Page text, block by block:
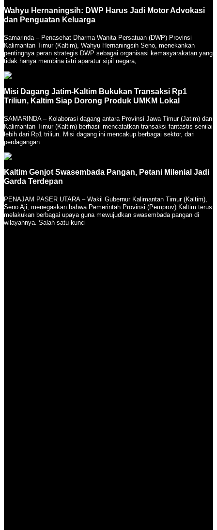
Wahyu Hernaningsih: DWP Harus Jadi Motor Advokasi
dan Penguatan Keluarga
Samarinda – Penasehat Dharma Wanita Persatuan (DWP) Provinsi
Kalimantan Timur (Kaltim), Wahyu Hernaningsih Seno, menekankan
pentingnya peran strategis DWP sebagai organisasi kemasyarakatan yang
tidak hanya membina istri aparatur sipil negara,
Misi Dagang Jatim-Kaltim Bukukan Transaksi Rp1
Triliun, Kaltim Siap Dorong Produk UMKM Lokal
SAMARINDA – Kolaborasi dagang antara Provinsi Jawa Timur (Jatim) dan
Kalimantan Timur (Kaltim) berhasil mencatatkan transaksi fantastis senilai
lebih dari Rp1 triliun. Misi dagang ini mencakup berbagai sektor, dari
perdagangan
Kaltim Genjot Swasembada Pangan, Petani Milenial Jadi
Garda Terdepan
PENAJAM PASER UTARA – Wakil Gubernur Kalimantan Timur (Kaltim),
Seno Aji, menegaskan bahwa Pemerintah Provinsi (Pemprov) Kaltim terus
melakukan berbagai upaya guna mewujudkan swasembada pangan di
wilayahnya. Salah satu kunci